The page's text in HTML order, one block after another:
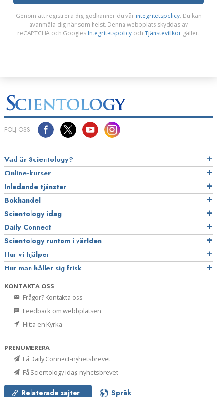
Genom att registrera dig godkänner du vår integritetspolicy. Du kan
avanmäla dig när som helst. Denna webbplats skyddas av
reCAPTCHA och Googles Integritetspolicy och Tjänstevillkor gäller.
FÖLJ OSS
Vad är Scientology?
Online-kurser
Inledande tjänster
Bokhandel
Scientology idag
Daily Connect
Scientology runtom i världen
Hur vi hjälper
Hur man håller sig frisk
KONTAKTA OSS
Frågor? Kontakta oss
Feedback om webbplatsen
Hitta en Kyrka
PRENUMERERA
Få Daily Connect-nyhetsbrevet
Få Scientology idag-nyhetsbrevet
Relaterade sajter Språk